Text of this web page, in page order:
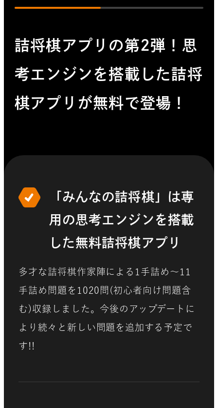
詰将棋アプリの第2弾！思
考エンジンを搭載した詰将
棋アプリが無料で登場！
「みんなの詰将棋」は専
用の思考エンジンを搭載
した無料詰将棋アプリ
多才な詰将棋作家陣による1手詰め～11
手詰め問題を1020問(初心者向け問題含
む)収録しました。今後のアップデートに
より続々と新しい問題を追加する予定で
す!!